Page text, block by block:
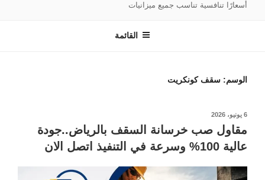
أسعارًا تنافسية تناسب جميع ميزانيات
القائمة
الوسم: سقف كونكريت
نُشر
6 يونيو، 2026
مقاول صب خرسانة السقف بالرياض..جودة
عالية 100% وسرعة في التنفيذ اتصل الان